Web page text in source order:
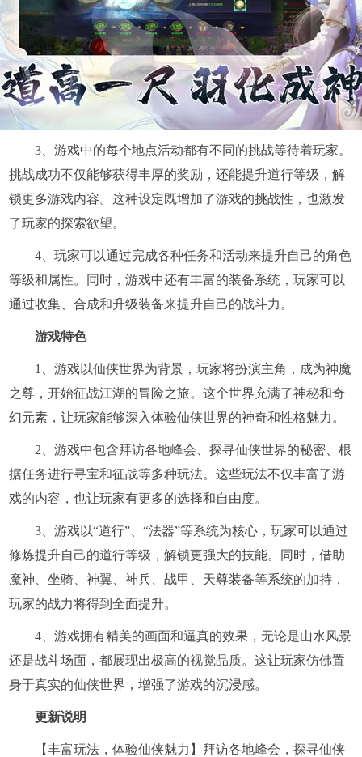
3、游戏中的每个地点活动都有不同的挑战等待着玩家。
挑战成功不仅能够获得丰厚的奖励，还能提升道行等级，解
锁更多游戏内容。这种设定既增加了游戏的挑战性，也激发
了玩家的探索欲望。
4、玩家可以通过完成各种任务和活动来提升自己的角色
等级和属性。同时，游戏中还有丰富的装备系统，玩家可以
通过收集、合成和升级装备来提升自己的战斗力。
游戏特色
1、游戏以仙侠世界为背景，玩家将扮演主角，成为神魔
之尊，开始征战江湖的冒险之旅。这个世界充满了神秘和奇
幻元素，让玩家能够深入体验仙侠世界的神奇和性格魅力。
2、游戏中包含拜访各地峰会、探寻仙侠世界的秘密、根
据任务进行寻宝和征战等多种玩法。这些玩法不仅丰富了游
戏的内容，也让玩家有更多的选择和自由度。
3、游戏以“道行”、“法器”等系统为核心，玩家可以通过
修炼提升自己的道行等级，解锁更强大的技能。同时，借助
魔神、坐骑、神翼、神兵、战甲、天尊装备等系统的加持，
玩家的战力将得到全面提升。
4、游戏拥有精美的画面和逼真的效果，无论是山水风景
还是战斗场面，都展现出极高的视觉品质。这让玩家仿佛置
身于真实的仙侠世界，增强了游戏的沉浸感。
更新说明
【丰富玩法，体验仙侠魅力】拜访各地峰会，探寻仙侠